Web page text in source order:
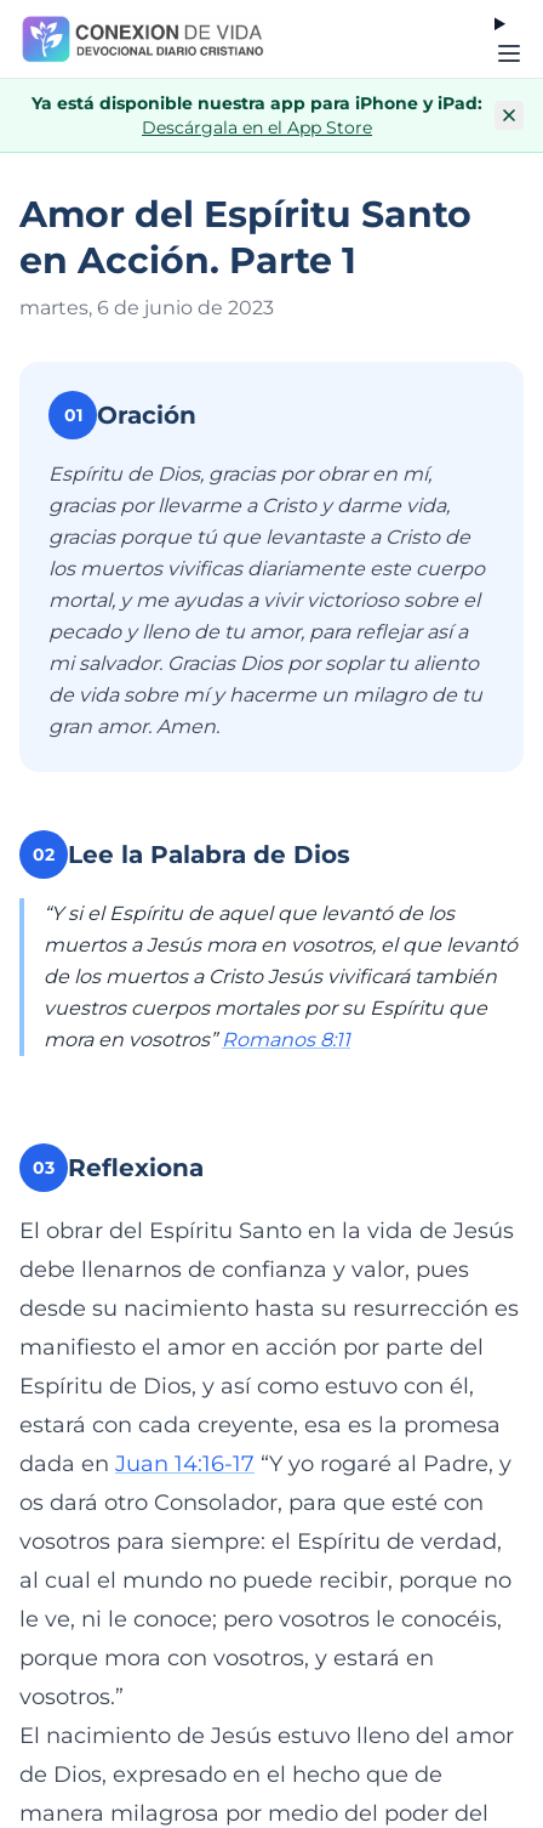
Ya está disponible nuestra app para iPhone y iPad:
Descárgala en el App Store
Amor del Espíritu Santo
en Acción. Parte 1
martes, 6 de junio de 2023
01 Oración
Espíritu de Dios, gracias por obrar en mí,
gracias por llevarme a Cristo y darme vida,
gracias porque tú que levantaste a Cristo de
los muertos vivificas diariamente este cuerpo
mortal, y me ayudas a vivir victorioso sobre el
pecado y lleno de tu amor, para reflejar así a
mi salvador. Gracias Dios por soplar tu aliento
de vida sobre mí y hacerme un milagro de tu
gran amor. Amen.
02 Lee la Palabra de Dios
“Y si el Espíritu de aquel que levantó de los
muertos a Jesús mora en vosotros, el que levantó
de los muertos a Cristo Jesús vivificará también
vuestros cuerpos mortales por su Espíritu que
mora en vosotros” Romanos 8:11
03 Reflexiona
El obrar del Espíritu Santo en la vida de Jesús
debe llenarnos de confianza y valor, pues
desde su nacimiento hasta su resurrección es
manifiesto el amor en acción por parte del
Espíritu de Dios, y así como estuvo con él,
estará con cada creyente, esa es la promesa
dada en Juan 14:16-17 “Y yo rogaré al Padre, y
os dará otro Consolador, para que esté con
vosotros para siempre: el Espíritu de verdad,
al cual el mundo no puede recibir, porque no
le ve, ni le conoce; pero vosotros le conocéis,
porque mora con vosotros, y estará en
vosotros.”
El nacimiento de Jesús estuvo lleno del amor
de Dios, expresado en el hecho que de
manera milagrosa por medio del poder del